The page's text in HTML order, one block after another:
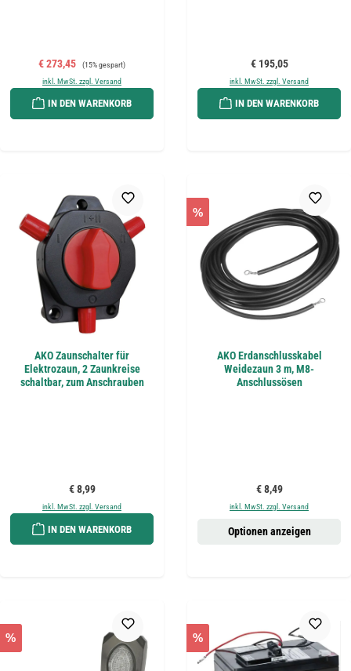
Verkaufspreis:
€ 273,45 Regulärer Preis:
(15% gespart)
inkl. MwSt. zzgl. Versand
IN DEN WARENKORB
Regulärer Preis:
€ 195,05
inkl. MwSt. zzgl. Versand
IN DEN WARENKORB
AKO Zaunschalter für
Elektrozaun, 2 Zaunkreise
schaltbar, zum Anschrauben
Regulärer Preis:
€ 8,99
inkl. MwSt. zzgl. Versand
IN DEN WARENKORB
%
AKO Erdanschlusskabel
Weidezaun 3 m, M8-
Anschlussösen
Regulärer Preis:
€ 8,49
inkl. MwSt. zzgl. Versand
Optionen anzeigen
% %